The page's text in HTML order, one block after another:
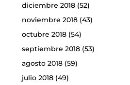
diciembre 2018(52)
noviembre 2018(43)
octubre 2018(54)
septiembre 2018(53)
agosto 2018(59)
julio 2018(49)